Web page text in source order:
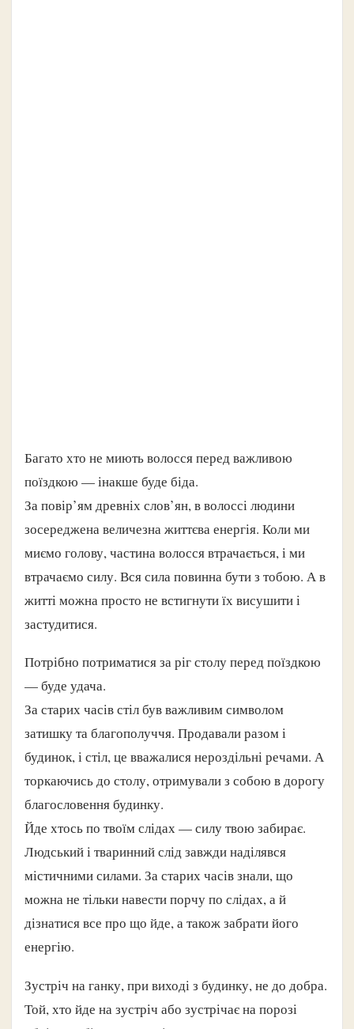
Багато хто не миють волосся перед важливою
поїздкою — інакше буде біда.
За повір’ям древніх слов’ян, в волоссі людини
зосереджена величезна життєва енергія. Коли ми
миємо голову, частина волосся втрачається, і ми
втрачаємо силу. Вся сила повинна бути з тобою. А в
житті можна просто не встигнути їх висушити і
застудитися.
Потрібно потриматися за ріг столу перед поїздкою
— буде удача.
За старих часів стіл був важливим символом
затишку та благополуччя. Продавали разом і
будинок, і стіл, це вважалися нероздільні речами. А
торкаючись до столу, отримували з собою в дорогу
благословення будинку.
Йде хтось по твоїм слідах — силу твою забирає.
Людський і тваринний слід завжди наділявся
містичними силами. За старих часів знали, що
можна не тільки навести порчу по слідах, а й
дізнатися все про що йде, а також забрати його
енергію.
Зустріч на ганку, при виході з будинку, не до добра.
Той, хто йде на зустріч або зустрічає на порозі